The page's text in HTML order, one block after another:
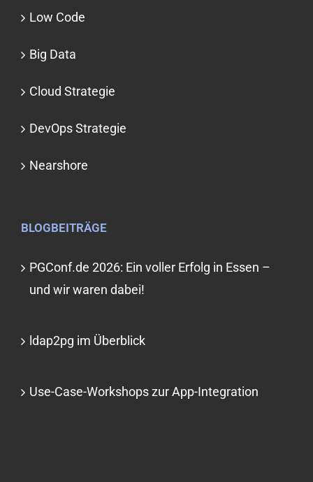
Low Code
Big Data
Cloud Strategie
DevOps Strategie
Nearshore
BLOGBEITRÄGE
PGConf.de 2026: Ein voller Erfolg in Essen –
und wir waren dabei!
ldap2pg im Überblick
Use-Case-Workshops zur App-Integration